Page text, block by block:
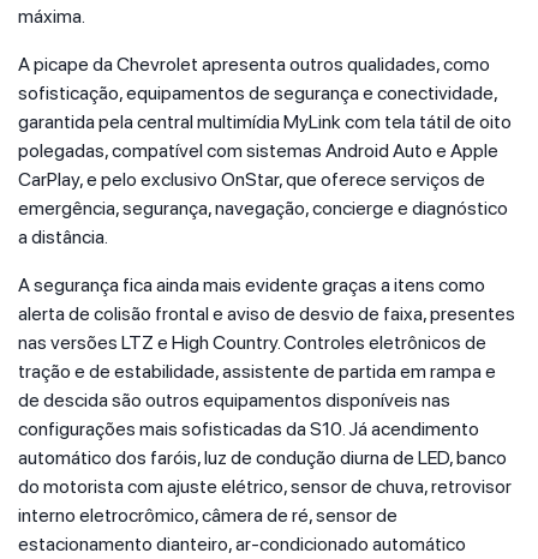
máxima.
A picape da Chevrolet apresenta outros qualidades, como
sofisticação, equipamentos de segurança e conectividade,
garantida pela central multimídia MyLink com tela tátil de oito
polegadas, compatível com sistemas Android Auto e Apple
CarPlay, e pelo exclusivo OnStar, que oferece serviços de
emergência, segurança, navegação, concierge e diagnóstico
a distância.
A segurança fica ainda mais evidente graças a itens como
alerta de colisão frontal e aviso de desvio de faixa, presentes
nas versões LTZ e High Country. Controles eletrônicos de
tração e de estabilidade, assistente de partida em rampa e
de descida são outros equipamentos disponíveis nas
configurações mais sofisticadas da S10. Já acendimento
automático dos faróis, luz de condução diurna de LED, banco
do motorista com ajuste elétrico, sensor de chuva, retrovisor
interno eletrocrômico, câmera de ré, sensor de
estacionamento dianteiro, ar-condicionado automático